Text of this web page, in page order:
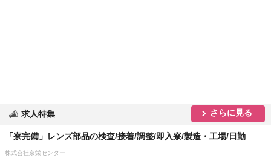
求人特集 さらに見る
「寮完備」レンズ部品の検査/接着/調整/即入寮/製造・工場/日勤
株式会社京栄センター